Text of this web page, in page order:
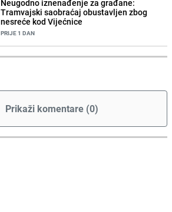
Neugodno iznenađenje za građane:
Tramvajski saobraćaj obustavljen zbog
nesreće kod Vijećnice
PRIJE 1 DAN
Prikaži komentare (0)